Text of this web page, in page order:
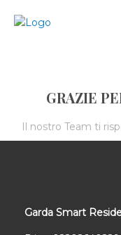
GRAZIE
Il nostro Team ti
Garda Smart